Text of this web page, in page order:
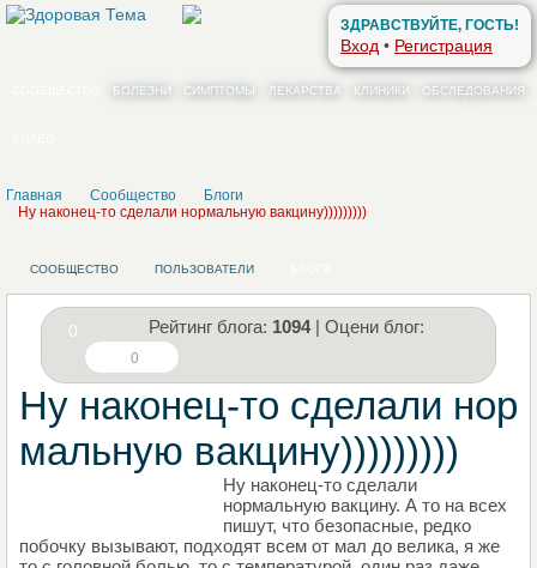
ЗДРАВСТВУЙТЕ, ГОСТЬ!
Вход • Регистрация
БОЛЕЗНИ СИМПТОМЫ ЛЕКАРСТВА КЛИНИКИ ОБСЛЕДОВАНИЯ
Главная Сообщество
Блоги
Ну наконец-то сделали нормальную вакцину)))))))))
СООБЩЕСТВО ПОЛЬЗОВАТЕЛИ
0 Рейтинг блога: 1094| Оцени блог:
0
Ну наконец-то сделали нор
мальную вакцину)))))))))
Ну наконец-то сделали
нормальную вакцину. А то на всех
пишут, что безопасные, редко
побочку вызывают, подходят всем от мал до велика, я же